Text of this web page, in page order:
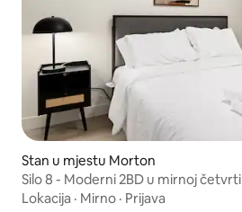
Stan u mjestu Morton
Silo 8 - Moderni 2BD u mirnoj četvrti
Lokacija · Mirno · Prijava